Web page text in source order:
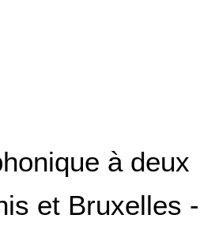
à deux
et Bruxelles -